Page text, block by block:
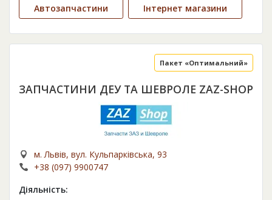
Автозапчастини Інтернет магазини
ЗАПЧАСТИНИ ДЕУ ТА ШЕВРОЛЕ ZAZ-SHOP
Пакет «Оптимальний»
м. Львів, вул. Кульпарківська, 93
+38 (097) 9900747
Діяльність: